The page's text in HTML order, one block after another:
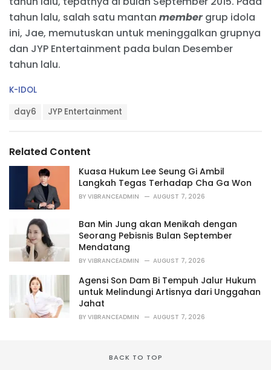
tahun lalu, salah satu mantan membergrup idola
ini, Jae, memutuskan untuk meninggalkan grupnya
dan JYP Entertainment pada bulan Desember
tahun lalu.
C
r
i
K-IDOL
:
day6 JYP Entertainment
Related Content
Kuasa Hukum Lee Seung Gi Ambil
Langkah Tegas Terhadap Cha Ga Won
BY VIBRANCEADMIN AUGUST 7, 2026
Ban Min Jung akan Menikah dengan
Seorang Pebisnis Bulan September
Mendatang
BY VIBRANCEADMIN AUGUST 7, 2026
Agensi Son Dam Bi Tempuh Jalur Hukum
untuk Melindungi Artisnya dari Unggahan
Jahat
BY VIBRANCEADMIN AUGUST 7, 2026
BACK TO TOP